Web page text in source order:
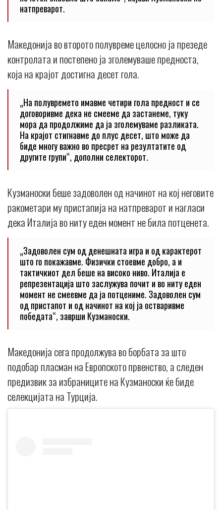
натпреварот.
Македонија во второто полувреме целосно ја презеде
контролата и постепено ја зголемуваше предноста,
која на крајот достигна десет гола.
„На полувремето имавме четири гола предност и се
договоривме дека не смееме да застанеме, туку
мора да продолжиме да ја зголемуваме разликата.
На крајот стигнавме до плус десет, што може да
биде многу важно во пресрет на резултатите од
другите групи“, дополни селекторот.
Кузманоски беше задоволен од начинот на кој неговите
ракометари му пристапија на натпреварот и нагласи
дека Италија во ниту еден момент не била потценета.
„Задоволен сум од денешната игра и од карактерот
што го покажавме. Физички стоевме добро, а и
тактичкиот дел беше на високо ниво. Италија е
репрезентација што заслужува почит и во ниту еден
момент не смеевме да ја потцениме. Задоволен сум
од пристапот и од начинот на кој ја остваривме
победата“, заврши Кузманоски.
Македонија сега продолжува во борбата за што
подобар пласман на Европското првенство, а следен
предизвик за избраниците на Кузманоски ќе биде
селекцијата на Турција.